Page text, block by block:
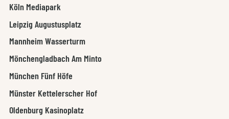
Köln Mediapark
Leipzig Augustusplatz
Mannheim Wasserturm
Mönchengladbach Am Minto
München Fünf Höfe
Münster Kettelerscher Hof
Oldenburg Kasinoplatz